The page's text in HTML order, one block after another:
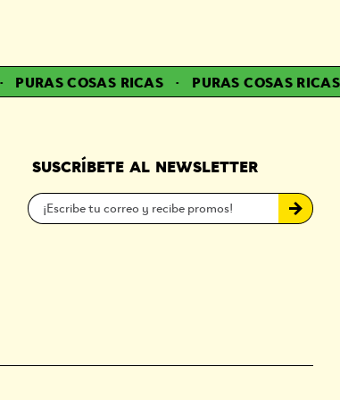
PURAS COSAS RICAS · PURAS COSAS RICAS
SUSCRÍBETE AL NEWSLETTER